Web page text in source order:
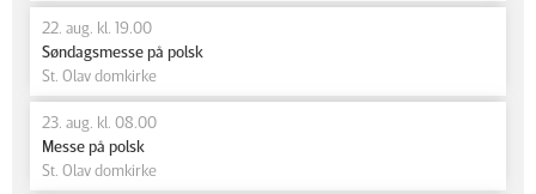
22. aug. kl. 19.00
Søndagsmesse på polsk
St. Olav domkirke
23. aug. kl. 08.00
Messe på polsk
St. Olav domkirke